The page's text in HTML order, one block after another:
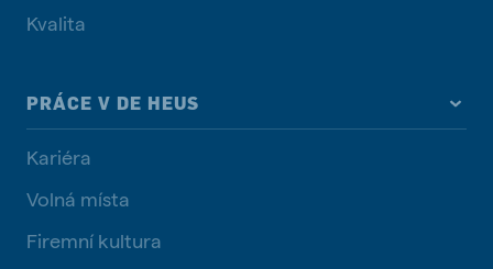
Kvalita
PRÁCE V DE HEUS
Kariéra
Volná místa
Firemní kultura